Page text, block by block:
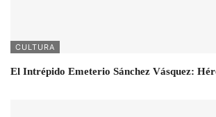
CULTURA
El Intrépido Emeterio Sánchez Vásquez: